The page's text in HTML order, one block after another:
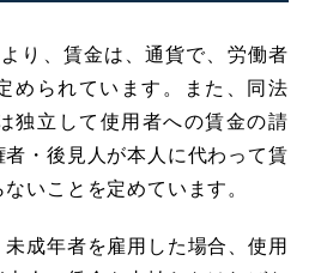
り、賃金は、通貨で、労働者
められています。また、同法
独立して使用者への賃金の請
・後見人が本人に代わって賃
いことを定めています。
成年者を雇用した場合、使用